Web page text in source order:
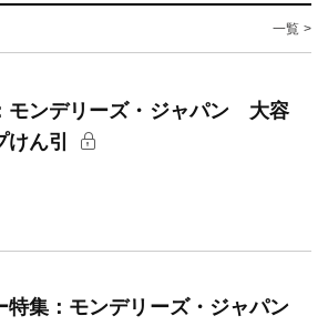
一覧 >
モンデリーズ・ジャパン 大容
ん引
特集：モンデリーズ・ジャパン